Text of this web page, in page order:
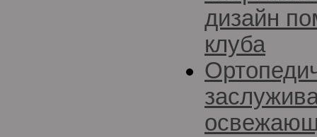
дизайн
клуба